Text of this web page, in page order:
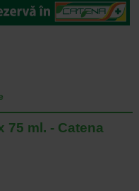
75 ml. - Catena